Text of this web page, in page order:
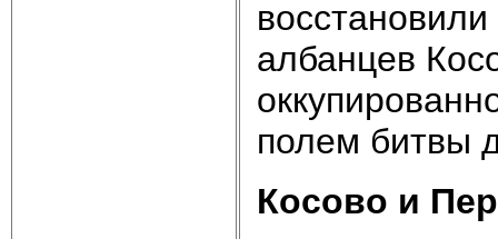
албанцев
полем битвы
Косово и